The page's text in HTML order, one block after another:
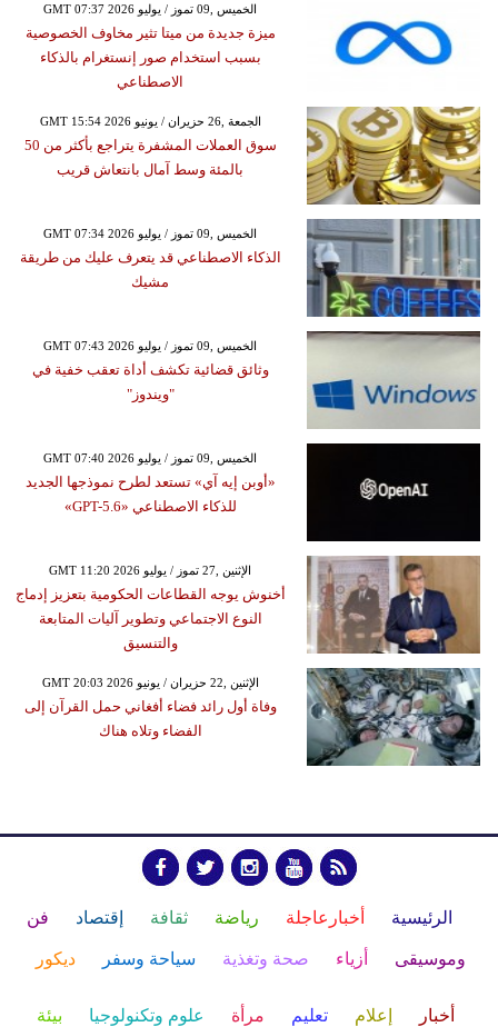
GMT 07:37 2026 الخميس ,09 تموز / يوليو
ميزة جديدة من ميتا تثير مخاوف الخصوصية
بسبب استخدام صور إنستغرام بالذكاء
الاصطناعي
GMT 15:54 2026 الجمعة ,26 حزيران / يونيو
سوق العملات المشفرة يتراجع بأكثر من 50
بالمئة وسط آمال بانتعاش قريب
GMT 07:34 2026 الخميس ,09 تموز / يوليو
الذكاء الاصطناعي قد يتعرف عليك من طريقة
مشيك
GMT 07:43 2026 الخميس ,09 تموز / يوليو
وثائق قضائية تكشف أداة تعقب خفية في
"ويندوز"
GMT 07:40 2026 الخميس ,09 تموز / يوليو
«أوبن إيه آي» تستعد لطرح نموذجها الجديد
للذكاء الاصطناعي «GPT-5.6»
GMT 11:20 2026 الإثنين ,27 تموز / يوليو
أخنوش يوجه القطاعات الحكومية بتعزيز إدماج
النوع الاجتماعي وتطوير آليات المتابعة
والتنسيق
GMT 20:03 2026 الإثنين ,22 حزيران / يونيو
وفاة أول رائد فضاء أفغاني حمل القرآن إلى
الفضاء وتلاه هناك
الرئيسية أخبارعاجلة رياضة ثقافة إقتصاد فن
وموسيقى أزياء صحة وتغذية سياحة وسفر ديكور
أخبار إعلام تعليم مرأة علوم وتكنولوجيا بيئة